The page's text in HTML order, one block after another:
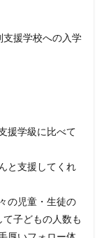
援学校への入学
援学級に比べて
と支援してくれ
の児童・生徒の
子どもの人数も